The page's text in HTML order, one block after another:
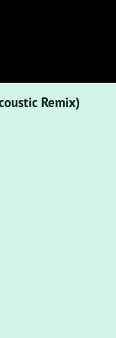
Remix)